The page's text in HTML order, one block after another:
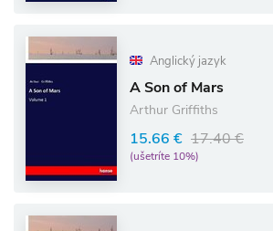
Anglický jazyk
A Son of Mars
Arthur Griffiths
15.66 € 17.40 €
(ušetríte 10%)